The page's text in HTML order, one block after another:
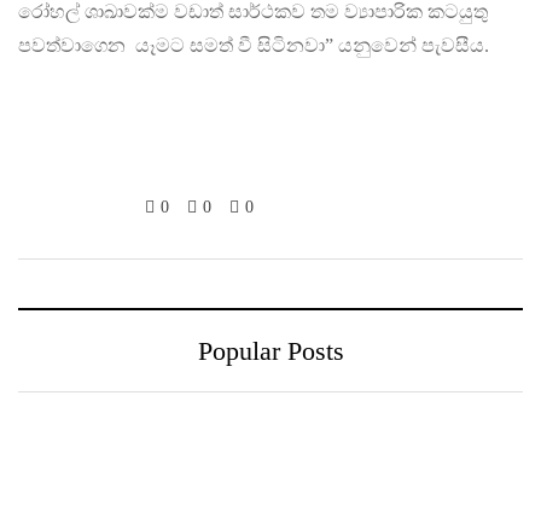
රෝහල් ශාඛාවක්ම වඩාත් සාර්ථකව තම ව්‍යාපාරික කටයුතු
පවත්වාගෙන යෑමට සමත් වී සිටිනවා” යනුවෙන් පැවසීය.
0 0 0
Popular Posts